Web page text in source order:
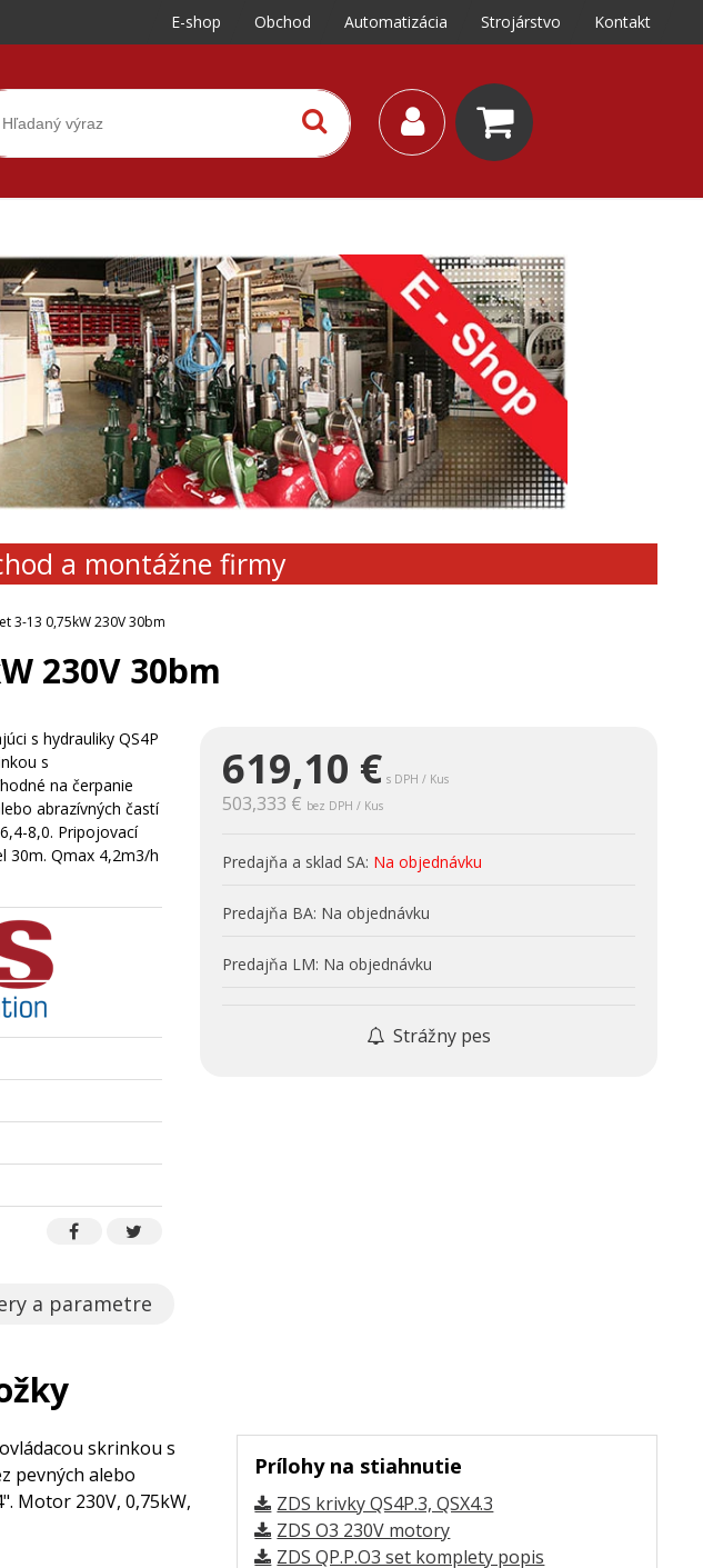
E-shop Obchod Automatizácia Strojárstvo Kontakt
a montážne firmy
3-13 0,75kW 230V 30bm
230V 30bm
619,10 € s DPH / Kus
503,333 € bez DPH / Kus
Predajňa a sklad SA: Na objednávku
Predajňa BA: Na objednávku
Predajňa LM: Na objednávku
Strážny pes
s hydrauliky QS4P
s
na čerpanie
abrazívných častí
8,0. Pripojovací
30m. Qmax 4,2m3/h
a parametre
Prílohy na stiahnutie
ZDS krivky QS4P.3, QSX4.3
ZDS O3 230V motory
ZDS QP.P.O3 set komplety popis
skrinkou s
pevných alebo
Motor 230V, 0,75kW,